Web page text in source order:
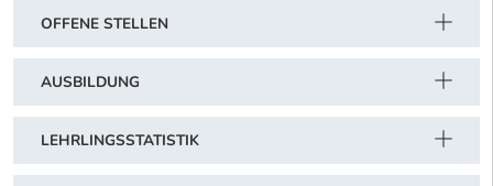
OFFENE STELLEN
AUSBILDUNG
LEHRLINGSSTATISTIK